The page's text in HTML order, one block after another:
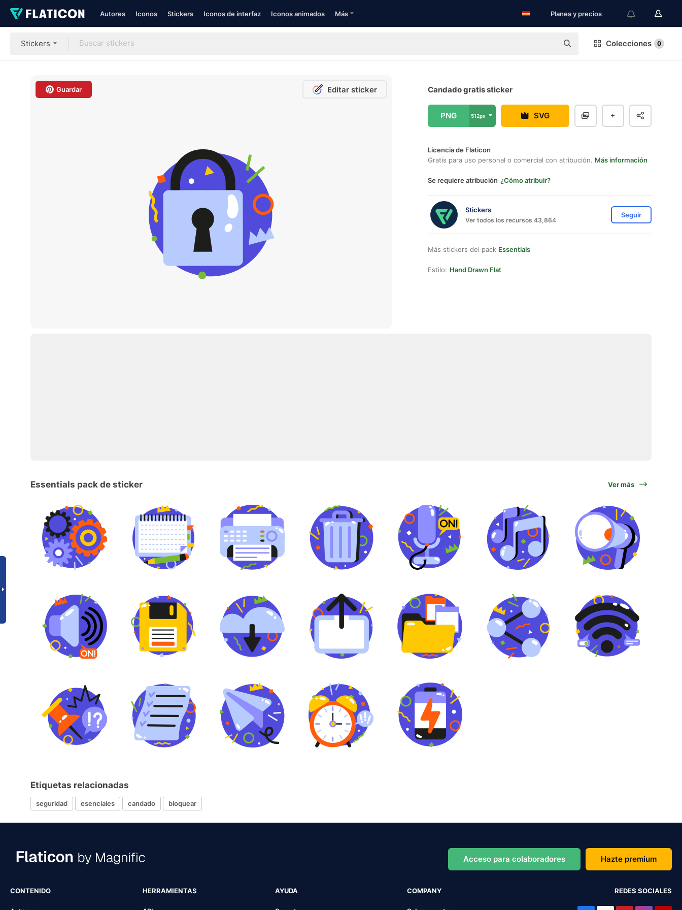
Autores Iconos Stickers Iconos de interfaz Iconos animados Más Planes y precios
Stickers Colecciones 0
Guardar Editar sticker Candado gratis sticker
PNG 512px SVG
Licencia de Flaticon
Gratis para uso personal o comercial con atribución. Más información
Se requiere atribución ¿Cómo atribuir?
Stickers
Ver todos los recursos 43,864
Seguir
Más stickers del pack Essentials
Estilo: Hand Drawn Flat
Essentials pack de sticker Ver más
Etiquetas relacionadas
seguridad esenciales candado bloquear
Acceso para colaboradores Hazte premium
CONTENIDO HERRAMIENTAS AYUDA COMPANY REDES SOCIALES